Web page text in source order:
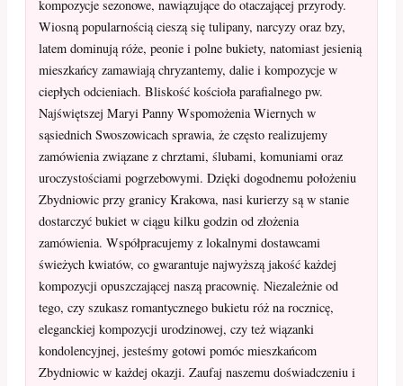
kompozycje sezonowe, nawiązujące do otaczającej przyrody.
Wiosną popularnością cieszą się tulipany, narcyzy oraz bzy,
latem dominują róże, peonie i polne bukiety, natomiast jesienią
mieszkańcy zamawiają chryzantemy, dalie i kompozycje w
ciepłych odcieniach. Bliskość kościoła parafialnego pw.
Najświętszej Maryi Panny Wspomożenia Wiernych w
sąsiednich Swoszowicach sprawia, że często realizujemy
zamówienia związane z chrztami, ślubami, komuniami oraz
uroczystościami pogrzebowymi. Dzięki dogodnemu położeniu
Zbydniowic przy granicy Krakowa, nasi kurierzy są w stanie
dostarczyć bukiet w ciągu kilku godzin od złożenia
zamówienia. Współpracujemy z lokalnymi dostawcami
świeżych kwiatów, co gwarantuje najwyższą jakość każdej
kompozycji opuszczającej naszą pracownię. Niezależnie od
tego, czy szukasz romantycznego bukietu róż na rocznicę,
eleganckiej kompozycji urodzinowej, czy też wiązanki
kondolencyjnej, jesteśmy gotowi pomóc mieszkańcom
Zbydniowic w każdej okazji. Zaufaj naszemu doświadczeniu i